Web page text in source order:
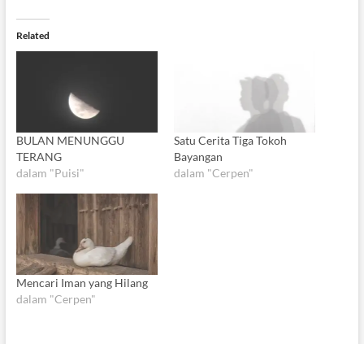
Related
BULAN MENUNGGU
TERANG
dalam "Puisi"
Satu Cerita Tiga Tokoh
Bayangan
dalam "Cerpen"
Mencari Iman yang Hilang
dalam "Cerpen"